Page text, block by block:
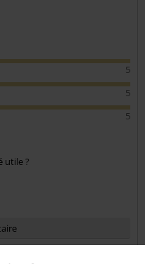
5
5
5
utile ?